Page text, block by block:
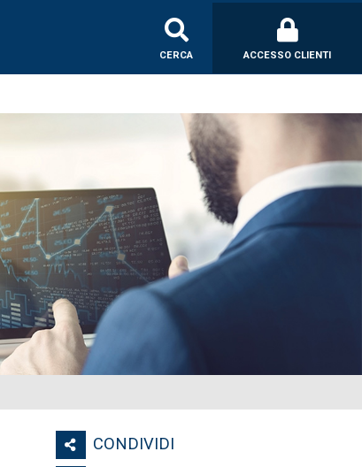
CERCA ACCESSO CLIENTI
CONDIVIDI